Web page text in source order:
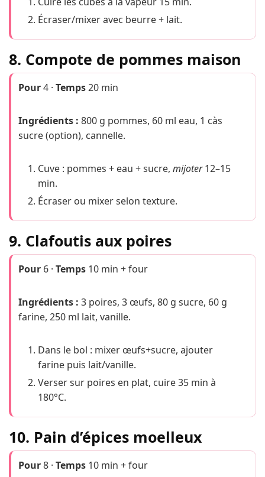
Écraser/mixer avec beurre + lait.
8. Compote de pommes maison
Pour4 · Temps20 min
Ingrédients : 800 g pommes, 60 ml eau, 1 càs
sucre (option), cannelle.
Cuve : pommes + eau + sucre, mijoter12–15
min.
Écraser ou mixer selon texture.
9. Clafoutis aux poires
Pour 6 · Temps 10 min + four
Ingrédients : 3 poires, 3 œufs, 80 g sucre, 60 g
farine, 250 ml lait, vanille.
Dans le bol : mixer œufs+sucre, ajouter
farine puis lait/vanille.
Verser sur poires en plat, cuire 35 min à
180°C.
10. Pain d’épices moelleux
Pour8 · Temps 10 min + four